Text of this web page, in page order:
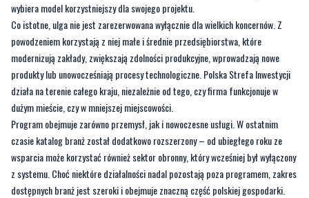
wybiera model korzystniejszy dla swojego projektu.
Co istotne, ulga nie jest zarezerwowana wyłącznie dla wielkich koncernów. Z
powodzeniem korzystają z niej małe i średnie przedsiębiorstwa, które
modernizują zakłady, zwiększają zdolności produkcyjne, wprowadzają nowe
produkty lub unowocześniają procesy technologiczne. Polska Strefa Inwestycji
działa na terenie całego kraju, niezależnie od tego, czy firma funkcjonuje w
dużym mieście, czy w mniejszej miejscowości.
Program obejmuje zarówno przemysł, jak i nowoczesne usługi. W ostatnim
czasie katalog branż został dodatkowo rozszerzony – od ubiegłego roku ze
wsparcia może korzystać również sektor obronny, który wcześniej był wyłączony
z systemu. Choć niektóre działalności nadal pozostają poza programem, zakres
dostępnych branż jest szeroki i obejmuje znaczną część polskiej gospodarki.